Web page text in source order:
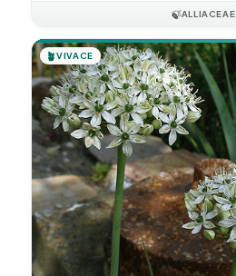
🍃ALLIACEAE
🪴VIVACE